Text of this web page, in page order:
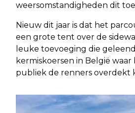
weersomstandigheden dit
Nieuw dit jaar is dat het
een grote tent over de
leuke toevoeging die
kermiskoersen in België
publiek de renners overdekt